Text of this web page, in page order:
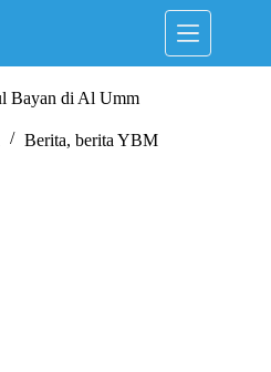
Bayan di Al Umm
Berita, berita YBM